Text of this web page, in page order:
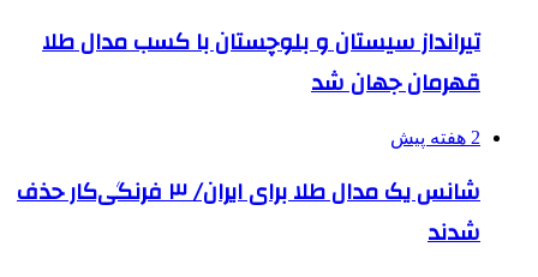
تیرانداز سیستان و بلوچستان با کسب مدال طلا
قهرمان جهان شد
2 هفته پیش
شانس یک مدال طلا برای ایران/ ۳ فرنگی‌کار حذف
شدند